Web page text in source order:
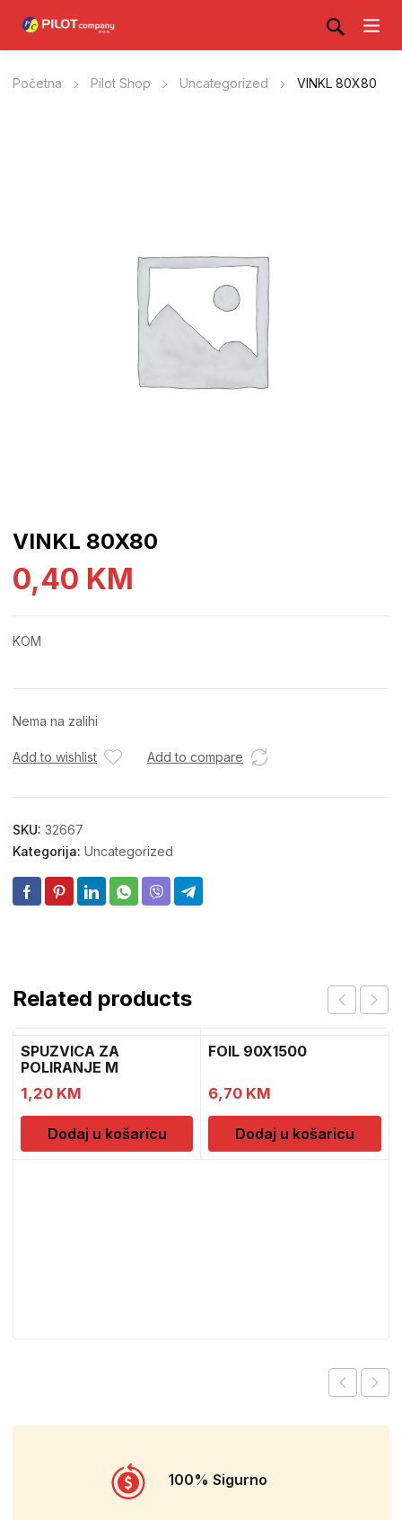
Početna Pilot Shop Uncategorized VINKL 80X80
VINKL 80X80
0,40 KM
KOM
Nema na zalihi
Add to wishlist Add to compare
SKU: 32667
Kategorija: Uncategorized
Related products
SPUZVICA ZA
POLIRANJE M
1,20 KM
Dodaj u košaricu
FOIL 90X1500
6,70 KM
Dodaj u košaricu
100% Sigurno